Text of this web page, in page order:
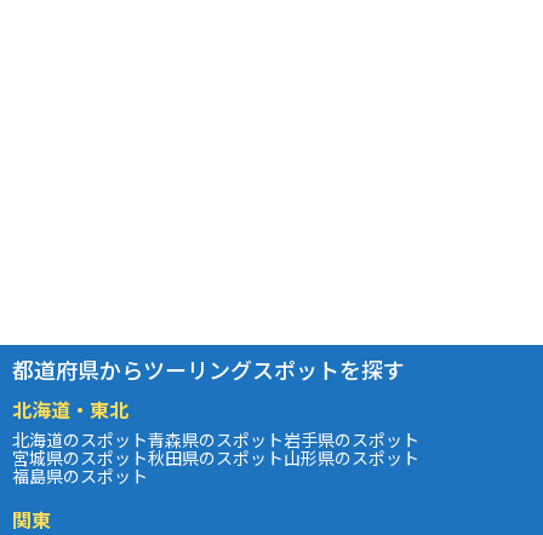
都道府県からツーリングスポットを探す
北海道・東北
北海道のスポット青森県のスポット岩手県のスポット
宮城県のスポット秋田県のスポット山形県のスポット
福島県のスポット
関東